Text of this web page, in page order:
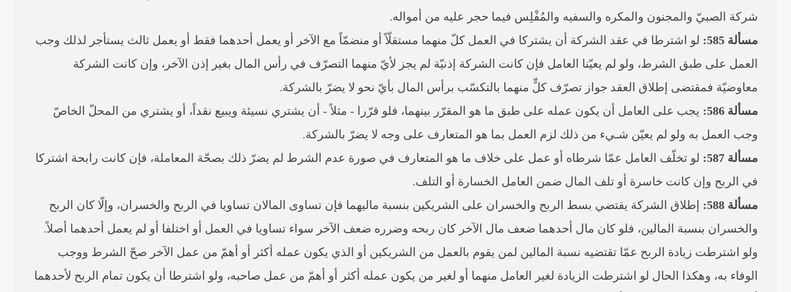
شركة الصبيّ والمجنون والمكره والسفيه والمُفْلِس فيما حجر عليه من أمواله.
مسألة 585:
لو اشترطا في عقد الشركة أن يشتركا في العمل كلّ منهما مستقلّاً أو منضمّاً مع الآخر أو يعمل أحدهما فقط أو يعمل ثالث يستأجر لذلك وجب
العمل على طبق الشرط، ولو لم يعيّنا العامل فإن كانت الشركة إذنيّة لم يجز لأيّ منهما التصرّف في رأس المال بغير إذن الآخر، وإن كانت الشركة
معاوضيّة فمقتضى إطلاق العقد جواز تصرّف كلٍّ منهما بالتكسّب برأس المال بأيّ نحو لا يضرّ بالشركة.
مسألة 586:
يجب على العامل أن يكون عمله على طبق ما هو المقرّر بينهما، فلو قرّرا - مثلاً - أن يشتري نسيئة ويبيع نقداً، أو يشتري من المحلّ الخاصّ
وجب العمل به ولو لم يعيّن شـيء من ذلك لزم العمل بما هو المتعارف على وجه لا يضرّ بالشركة.
مسألة 587:
لو تخلّف العامل عمّا شرطاه أو عمل على خلاف ما هو المتعارف في صورة عدم الشرط لم يضرّ ذلك بصحّة المعاملة، فإن كانت رابحة اشتركا
في الربح وإن كانت خاسرة أو تلف المال ضمن العامل الخسارة أو التلف.
مسألة 588:
إطلاق الشركة يقتضي بسط الربح والخسران على الشريكين بنسبة ماليهما فإن تساوى المالان تساويا في الربح والخسران، وإلّا كان الربح
والخسران بنسبة المالين، فلو كان مال أحدهما ضعف مال الآخر كان ربحه وضرره ضعف الآخر سواء تساويا في العمل أو اختلفا أو لم يعمل أحدهما أصلاً.
ولو اشترطت زيادة الربح عمّا تقتضيه نسبة المالين لمن يقوم بالعمل من الشريكين أو الذي يكون عمله أكثر أو أهمّ من عمل الآخر صحّ الشرط ووجب
الوفاء به، وهكذا الحال لو اشترطت الزيادة لغير العامل منهما أو لغير من يكون عمله أكثر أو أهمّ من عمل صاحبه، ولو اشترطا أن يكون تمام الربح لأحدهما